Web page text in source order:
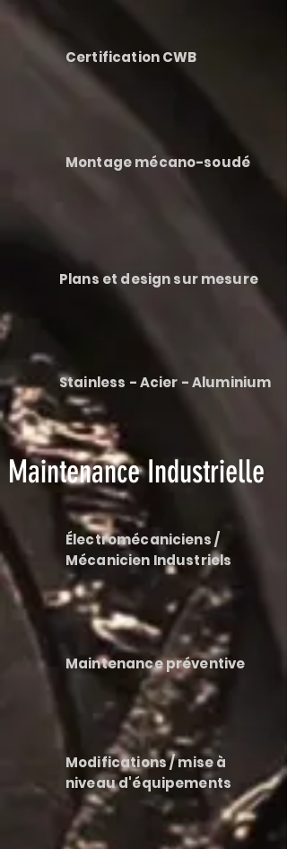
Certification CWB
Montage mécano-soudé
Plans et design sur mesure
Stainless - Acier - Aluminium
Maintenance Industrielle
Électromécaniciens /
Mécanicien Industriels
Maintenance préventive
Modifications / mise à
niveau d'équipements